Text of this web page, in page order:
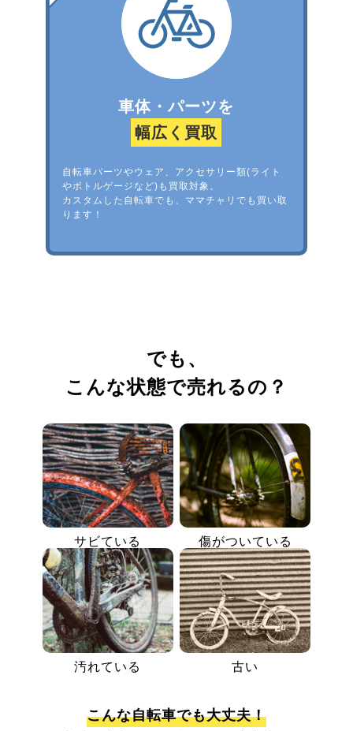
車体・パーツを
幅広く買取
自転車パーツやウェア、アクセサリー類(ライト
やボトルゲージなど)も買取対象。
カスタムした自転車でも、ママチャリでも買い取
ります！
でも、
こんな状態で売れるの？
サビている 傷がついている
汚れている 古い
こんな自転車でも大丈夫！